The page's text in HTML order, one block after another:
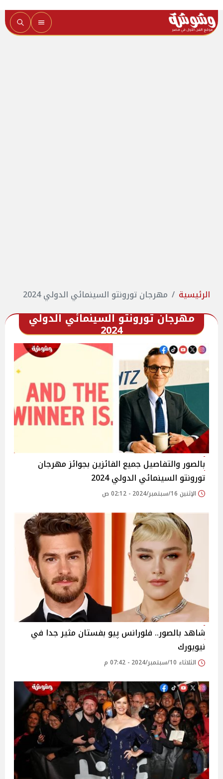
الرئيسية مهرجان تورونتو السينمائي الدولي 2024
مهرجان تورونتو السينمائي الدولي
2024
بالصور والتفاصيل جميع الفائزين بجوائز مهرجان
تورونتو السينمائي الدولي 2024
الإثنين 16/سبتمبر/2024 - 02:12 ص
شاهد بالصور.. فلورانس پيو بفستان مثير جدا في
نيويورك
الثلاثاء 10/سبتمبر/2024 - 07:42 م